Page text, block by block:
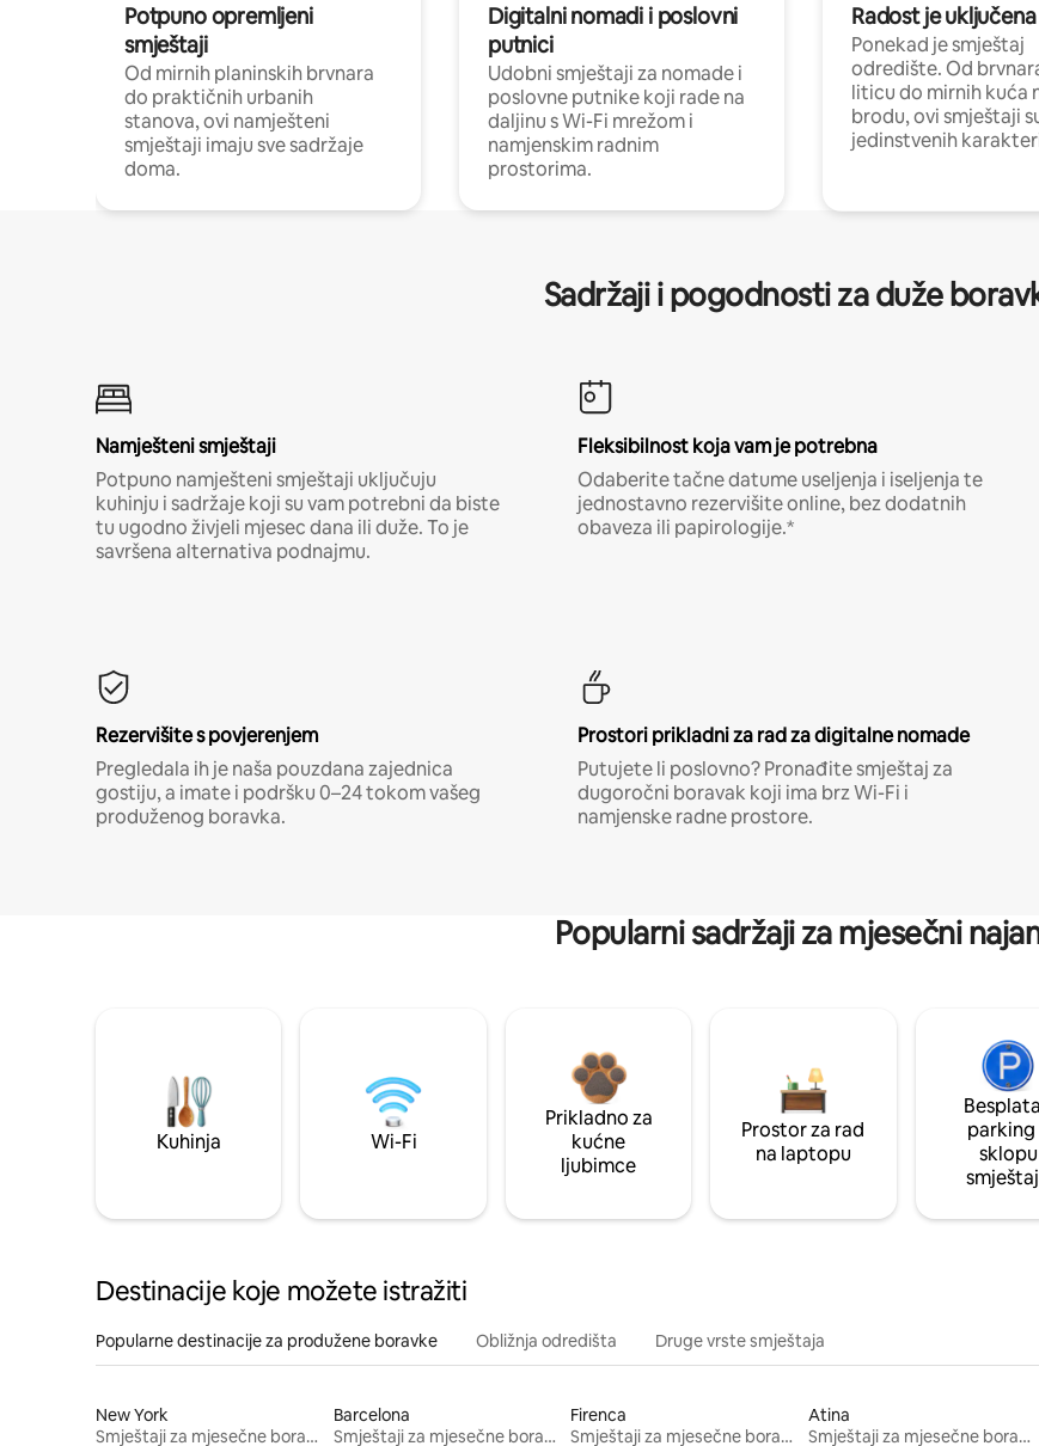
Potpuno opremljeni
smještaji
Od mirnih planinskih brvnara
do praktičnih urbanih
stanova, ovi namješteni
smještaji imaju sve sadržaje
doma.
Digitalni nomadi i poslovni
putnici
Udobni smještaji za nomade i
poslovne putnike koji rade na
daljinu s Wi-Fi mrežom i
namjenskim radnim
prostorima.
Radost je uključena
Ponekad je smještaj
odredište. Od
liticu do mirnih kuća
brodu, ovi smještaji
jedinstvenih
Sadržaji i pogodnosti za duže
Namješteni smještaji
Potpuno namješteni smještaji uključuju
kuhinju i sadržaje koji su vam potrebni da biste
tu ugodno živjeli mjesec dana ili duže. To je
savršena alternativa podnajmu.
Fleksibilnost koja vam je potrebna
Odaberite tačne datume useljenja i iseljenja te
jednostavno rezervišite online, bez dodatnih
obaveza ili papirologije.*
Rezervišite s povjerenjem
Pregledala ih je naša pouzdana zajednica
gostiju, a imate i podršku 0–24 tokom vašeg
produženog boravka.
Prostori prikladni za rad za digitalne nomade
Putujete li poslovno? Pronađite smještaj za
dugoročni boravak koji ima brz Wi-Fi i
namjenske radne prostore.
Popularni sadržaji za mjesečni
Kuhinja Wi-Fi
Prikladno za
kućne
ljubimce
Prostor za rad
na laptopu
parking
sklopu
Destinacije koje možete istražiti
Popularne destinacije za produžene boravke Obližnja odredišta Druge vrste smještaja
New York
Smještaji za mjesečne boravke
Barcelona
Smještaji za mjesečne boravke
Firenca
Smještaji za mjesečne boravke
Atina
Smještaji za mjesečne boravke